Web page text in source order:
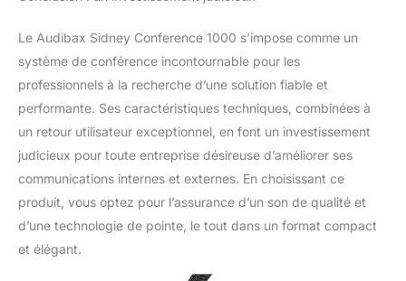
Le Audibax Sidney Conference 1000 s’impose comme un
système de conférence incontournable pour les
professionnels à la recherche d’une solution fiable et
performante. Ses caractéristiques techniques, combinées à
un retour utilisateur exceptionnel, en font un investissement
judicieux pour toute entreprise désireuse d’améliorer ses
communications internes et externes. En choisissant ce
produit, vous optez pour l’assurance d’un son de qualité et
d’une technologie de pointe, le tout dans un format compact
et élégant.